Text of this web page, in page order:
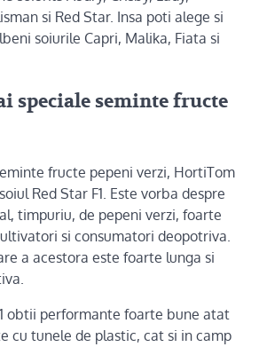
si Red Star. Insa poti alege si
soiurile Capri, Malika, Fiata si
speciale seminte fructe
fructe pepeni verzi, HortiTom
Red Star F1. Este vorba despre
timpuriu, de pepeni verzi, foarte
si consumatori deopotriva.
a acestora este foarte lunga si
obtii performante foarte bune atat
cu tunele de plastic, cat si in camp